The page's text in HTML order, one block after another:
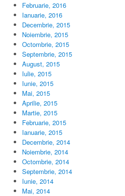
Februarie, 2016
Ianuarie, 2016
Decembrie, 2015
Noiembrie, 2015
Octombrie, 2015
Septembrie, 2015
August, 2015
Iulie, 2015
Iunie, 2015
Mai, 2015
Aprilie, 2015
Martie, 2015
Februarie, 2015
Ianuarie, 2015
Decembrie, 2014
Noiembrie, 2014
Octombrie, 2014
Septembrie, 2014
Iunie, 2014
Mai, 2014